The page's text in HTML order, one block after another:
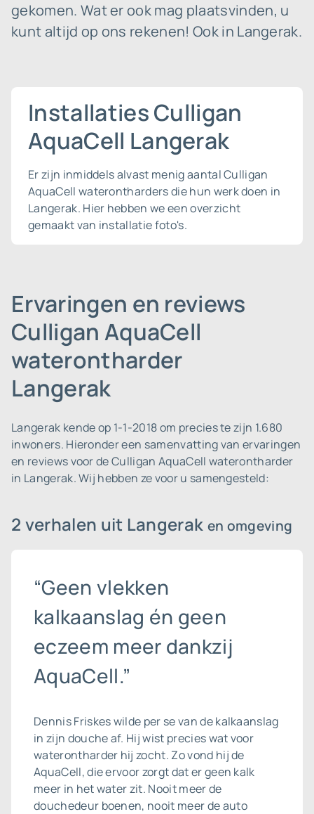
gekomen. Wat er ook mag plaatsvinden, u
kunt altijd op ons rekenen! Ook in Langerak.
Installaties Culligan
AquaCell Langerak
Er zijn inmiddels alvast menig aantal Culligan
AquaCell waterontharders die hun werk doen in
Langerak. Hier hebben we een overzicht
gemaakt van installatie foto's.
Ervaringen en reviews
Culligan AquaCell
waterontharder
Langerak
Langerak kende op 1-1-2018 om precies te zijn 1.680
inwoners. Hieronder een samenvatting van ervaringen
en reviews voor de Culligan AquaCell waterontharder
in Langerak. Wij hebben ze voor u samengesteld:
2 verhalen uit Langerak en omgeving
“Geen vlekken
kalkaanslag én geen
eczeem meer dankzij
AquaCell.”
Dennis Friskes wilde per se van dekalkaanslag
in zijn douche af. Hij wist precies wat voor
waterontharder hij zocht. Zo vond hij de
AquaCell, die ervoor zorgt dat er geen kalk
meer in het water zit. Nooit meer de
douchedeur boenen, nooit meer de auto